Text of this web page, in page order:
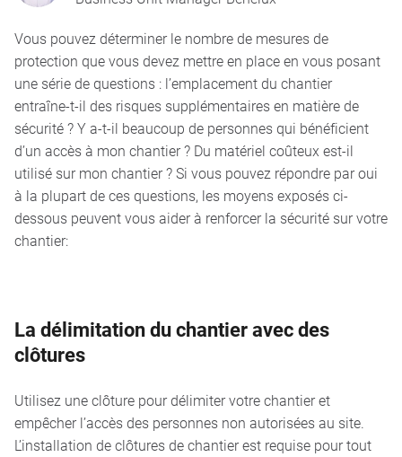
Vous pouvez déterminer le nombre de mesures de
protection que vous devez mettre en place en vous posant
une série de questions : l’emplacement du chantier
entraîne-t-il des risques supplémentaires en matière de
sécurité ? Y a-t-il beaucoup de personnes qui bénéficient
d’un accès à mon chantier ? Du matériel coûteux est-il
utilisé sur mon chantier ? Si vous pouvez répondre par oui
à la plupart de ces questions, les moyens exposés ci-
dessous peuvent vous aider à renforcer la sécurité sur votre
chantier:
La délimitation du chantier avec des
clôtures
Utilisez une clôture pour délimiter votre chantier et
empêcher l’accès des personnes non autorisées au site.
L’installation de clôtures de chantier est requise pour tout